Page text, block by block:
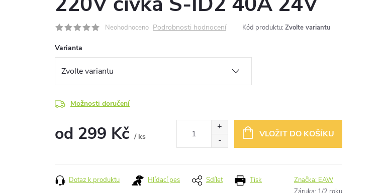
Neohodnoceno Podrobnosti hodnocení Kód produktu: Zvolte variantu
Varianta
Možnosti doručení
od 299 Kč / ks
VLOŽIT DO KOŠÍKU
Tisk
Dotaz k produktu Hlídací pes Sdílet Značka: EAW